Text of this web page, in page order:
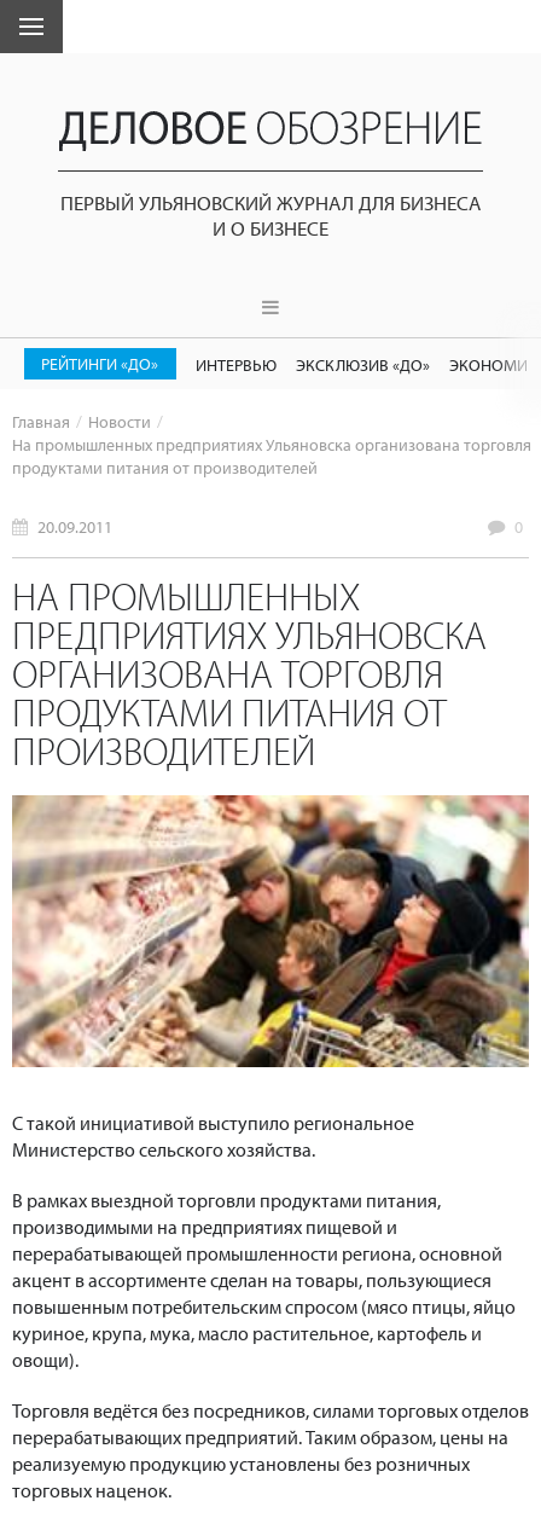
ПЕРВЫЙ УЛЬЯНОВСКИЙ ЖУРНАЛ ДЛЯ БИЗНЕСА
И О БИЗНЕСЕ
РЕЙТИНГИ «ДО» ИНТЕРВЬЮ ЭКСКЛЮЗИВ «ДО»
Главная
Новости
На промышленных предприятиях Ульяновска организована торговля
продуктами питания от производителей
20.09.2011 0
НА ПРОМЫШЛЕННЫХ
ПРЕДПРИЯТИЯХ УЛЬЯНОВСКА
ОРГАНИЗОВАНА ТОРГОВЛЯ
ПРОДУКТАМИ ПИТАНИЯ ОТ
ПРОИЗВОДИТЕЛЕЙ
С такой инициативой выступило региональное
Министерство сельского хозяйства.
В рамках выездной торговли продуктами питания,
производимыми на предприятиях пищевой и
перерабатывающей промышленности региона, основной
акцент в ассортименте сделан на товары, пользующиеся
повышенным потребительским спросом (мясо птицы, яйцо
куриное, крупа, мука, масло растительное, картофель и
овощи).
Торговля ведётся без посредников, силами торговых отделов
перерабатывающих предприятий. Таким образом, цены на
реализуемую продукцию установлены без розничных
торговых наценок.